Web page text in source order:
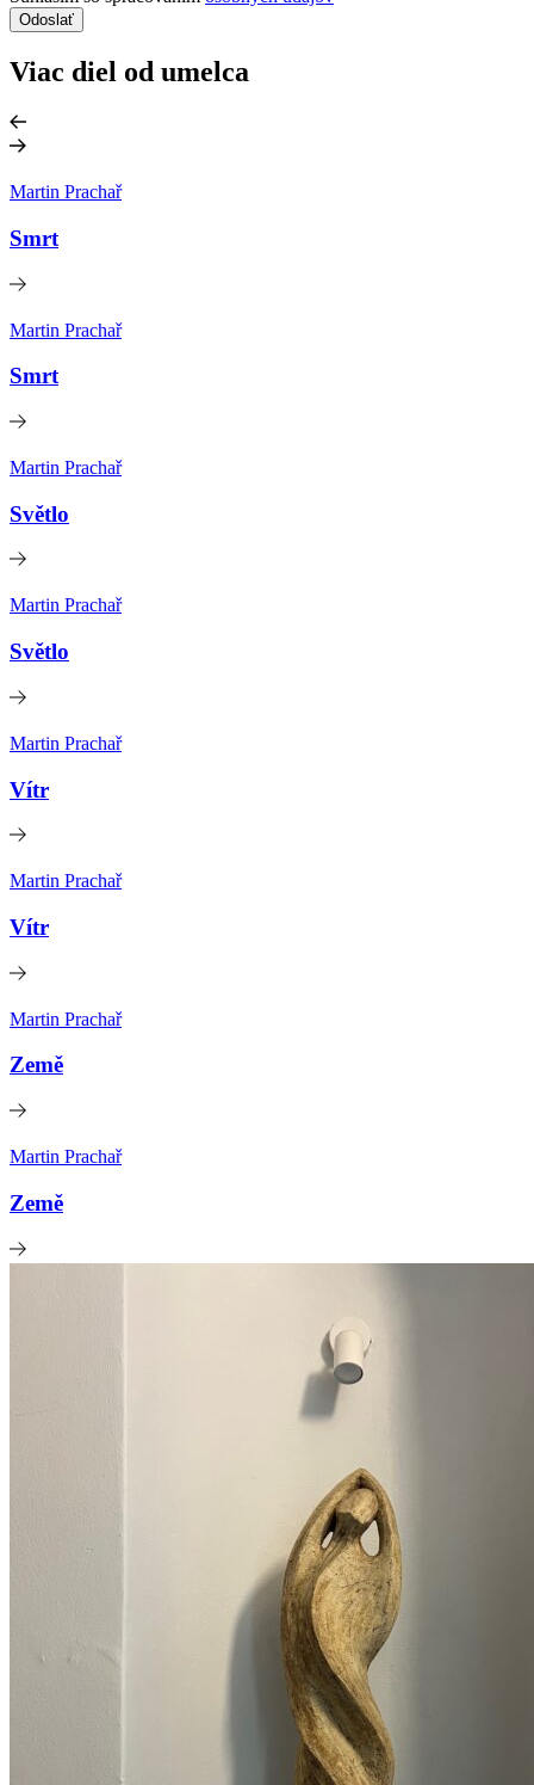
Odoslať
Viac diel od umelca
Martin Prachař
Smrt
Martin Prachař
Smrt
Martin Prachař
Světlo
Martin Prachař
Světlo
Martin Prachař
Vítr
Martin Prachař
Vítr
Martin Prachař
Země
Martin Prachař
Země